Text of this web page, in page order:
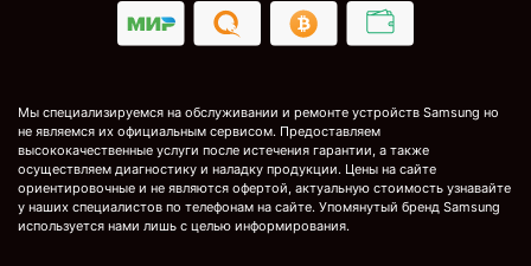
Мы специализируемся на обслуживании и ремонте устройств Samsung но
не являемся их официальным сервисом. Предоставляем
высококачественные услуги после истечения гарантии, а также
осуществляем диагностику и наладку продукции. Цены на сайте
ориентировочные и не являются офертой, актуальную стоимость узнавайте
у наших специалистов по телефонам на сайте. Упомянутый бренд Samsung
используется нами лишь с целью информирования.